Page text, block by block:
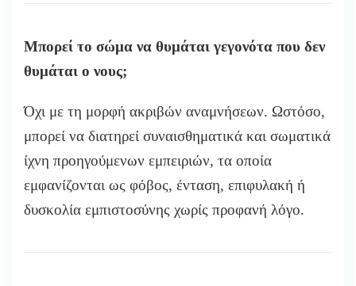
Μπορεί το σώμα να θυμάται γεγονότα που δεν
θυμάται ο νους;
Όχι με τη μορφή ακριβών αναμνήσεων. Ωστόσο,
μπορεί να διατηρεί συναισθηματικά και σωματικά
ίχνη προηγούμενων εμπειριών, τα οποία
εμφανίζονται ως φόβος, ένταση, επιφυλακή ή
δυσκολία εμπιστοσύνης χωρίς προφανή λόγο.